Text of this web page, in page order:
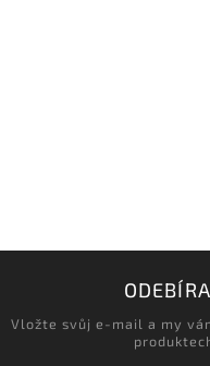
Načítám realizace…